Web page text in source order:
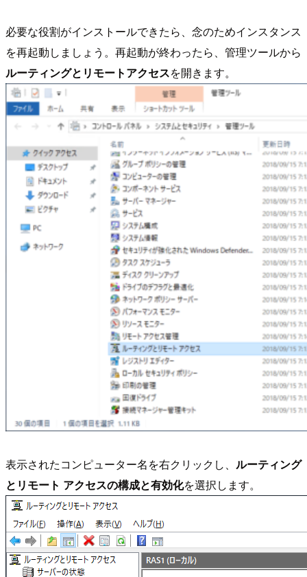
必要な役割がインストールできたら、念のためインスタンス
を再起動しましょう。再起動が終わったら、 管理ツールから
ルーティングとリモートアクセスを開きます。
表示されたコンピューター名を右クリックし、 ルーティング
とリモート アクセスの構成と有効化を選択します。